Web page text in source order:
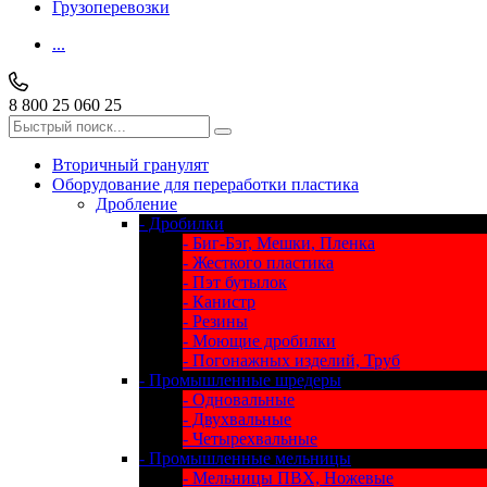
Грузоперевозки
...
8 800 25 060 25
Вторичный гранулят
Оборудование для переработки пластика
Дробление
- Дробилки
- Биг-Бэг, Мешки, Пленка
- Жесткого пластика
- Пэт бутылок
- Канистр
- Резины
- Моющие дробилки
- Погонажных изделий, Труб
- Промышленные шредеры
- Одновальные
- Двухвальные
- Четырехвальные
- Промышленные мельницы
- Мельницы ПВХ, Ножевые